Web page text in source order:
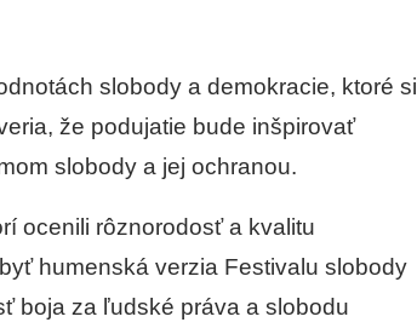
slobody a demokracie, ktoré si
že podujatie bude inšpirovať
slobody a jej ochranou.
ocenili rôznorodosť a kvalitu
humenská verzia Festivalu slobody
boja za ľudské práva a slobodu